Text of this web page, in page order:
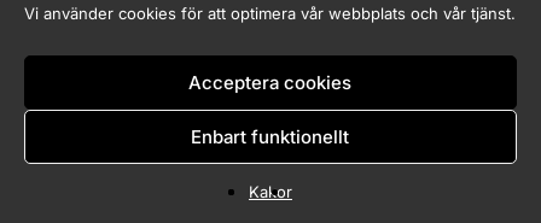
Vi använder cookies för att optimera vår webbplats och vår tjänst.
Acceptera cookies
Enbart funktionellt
Kakor